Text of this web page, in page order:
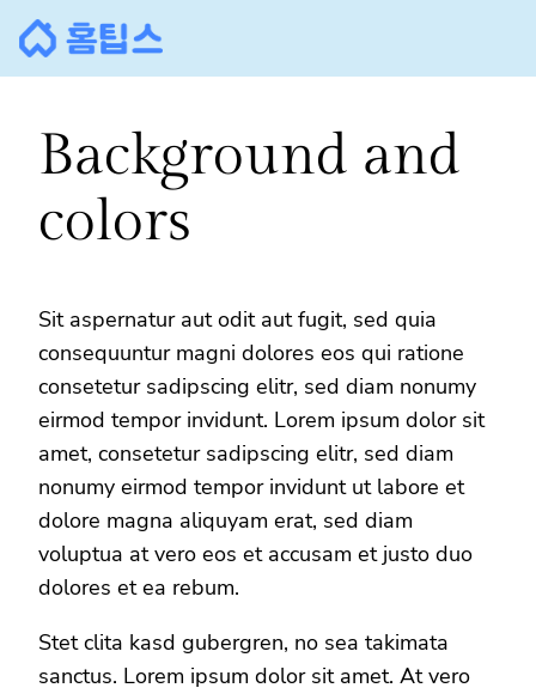
텐
츠
Background and
colors
Sit aspernatur aut odit aut fugit, sed quia
consequuntur magni dolores eos qui ratione
consetetur sadipscing elitr, sed diam nonumy
eirmod tempor invidunt. Lorem ipsum dolor sit
amet, consetetur sadipscing elitr, sed diam
nonumy eirmod tempor invidunt ut labore et
dolore magna aliquyam erat, sed diam
voluptua at vero eos et accusam et justo duo
dolores et ea rebum.
Stet clita kasd gubergren, no sea takimata
sanctus. Lorem ipsum dolor sit amet. At vero